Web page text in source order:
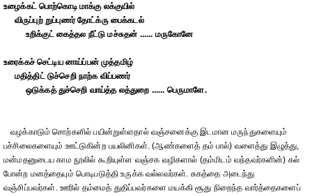
உழைக்கட் பொற்கொடி மாக்கு லக்குயில்
விருப்புற் றுப்புணர் தோட்க்ரு பைக்கடல்
உறிக்குட் கைத்தல நீட்டு மச்சுதன் ...... மருகோனே
உரைக்கச் செட்டிய னாய்ப்பன் முத்தமிழ்
மதித்திட் டுச்செறி நாற்க விப்பணர்
ஒடுக்கத் துச்செறி வாய்த்த லத்துறை ...... பெருமாளே.
வழக்காடும் சொற்களில் பயின்றுள்ளதால் வஞ்சனைக்கு இடமான மருந்துகளையும்
பச்சிலைகளையும் ஊட்டுகின்ற பயலினிகள். (ஆண்களைத் தம் பால்) வளைத்து இழுத்து,
மன்மதனுடைய காம நூலில் கூறியுள்ள வஞ்சக வழிகளால் (தம்மிடம் வந்தவர்களின்) கல்
போன்ற மனத்தையும் பொடிபடுத்தி உருக்க வல்லவர்கள். சுகத்தை அடைந்து
வஞ்சிப்பவர்கள். ஊரில் தம்மைத் துதிப்பவர்களை மயக்கி சூது நிறைந்த வார்த்தைகளைப்